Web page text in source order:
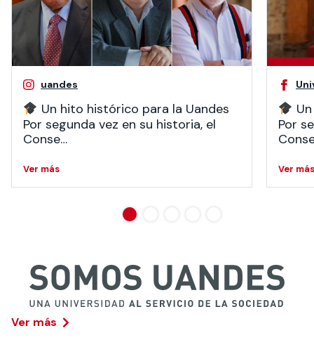
uandes
Un hito histórico para la Uandes
Por segunda vez en su historia, el
Conse…
Ver más
Por
Ver más
Ver más